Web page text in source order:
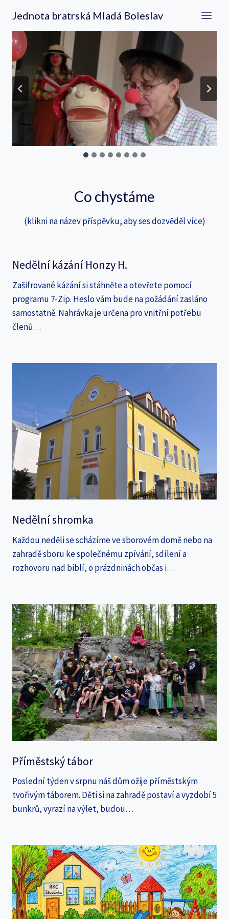
obsah
Jednota bratrská Mladá Boleslav
Co chystáme
(klikni na název příspěvku, aby ses dozvěděl více)
Nedělní kázání Honzy H.
Zašifrované kázání si stáhněte a otevřete pomocí
programu 7-Zip. Heslo vám bude na požádání zasláno
samostatně. Nahrávka je určena pro vnitřní potřebu
členů…
Nedělní shromka
Každou neděli se scházíme ve sborovém domě nebo na
zahradě sboru ke společnému zpívání, sdílení a
rozhovoru nad biblí, o prázdninách občas i…
Příměstský tábor
Poslední týden v srpnu náš dům ožije příměstským
tvořivým táborem. Děti si na zahradě postaví a vyzdobí 5
bunkrů, vyrazí na výlet, budou…